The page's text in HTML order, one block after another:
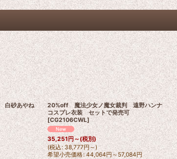
白砂あやね
20%off 魔法少女ノ魔女裁判 遠野ハンナ
コスプレ衣装 セットで発売可
[CG2106CWL]
35,251円～(税別)
(税込: 38,777円～)
希望小売価格: 44,064円～57,084円